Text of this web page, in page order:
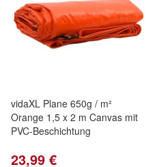
vidaXL Plane 650g / m²
Orange 1,5 x 2 m Canvas mit
PVC-Beschichtung
23,99 €